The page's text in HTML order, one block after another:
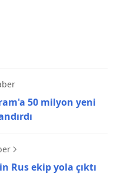
50 milyon yeni
Rus ekip yola çıktı